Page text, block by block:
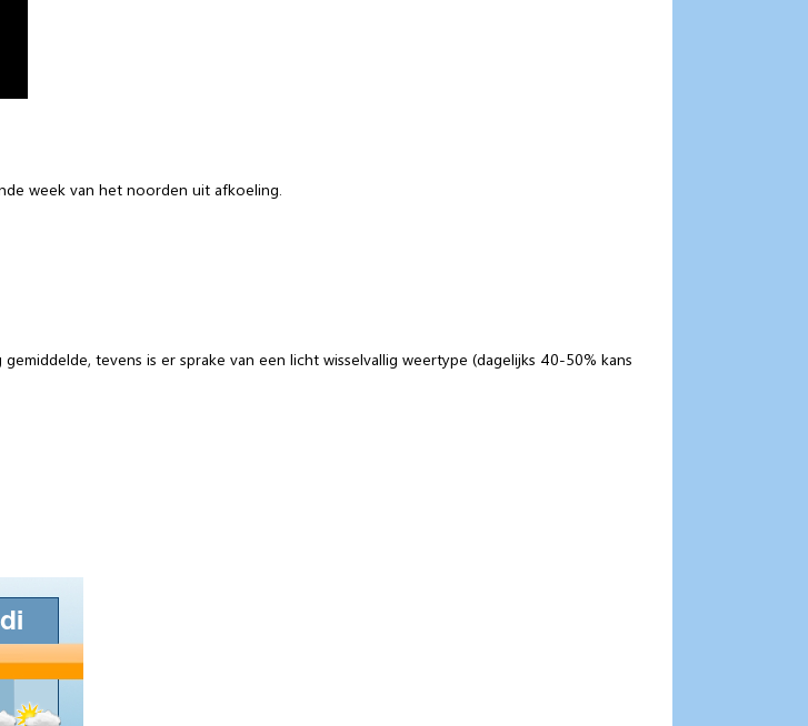
week van het noorden uit afkoeling.
tevens is er sprake van een licht wisselvallig weertype (dagelijks 40-50% kans